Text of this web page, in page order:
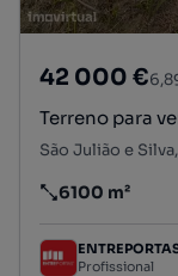
42 000 €
Terreno para
São Julião e
Preço por
6100 m²
Profissional